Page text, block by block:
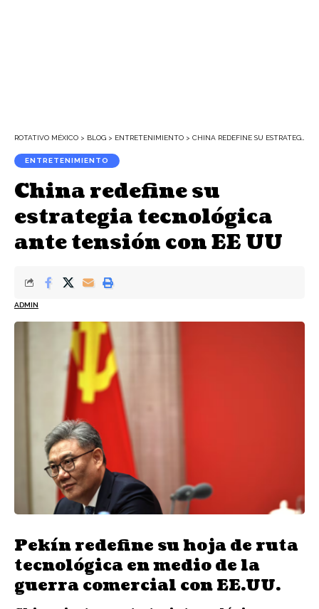
ROTATIVO MÉXICO > BLOG > ENTRETENIMIENTO > CHINA REDEFINE SU ESTRATEGIA TECNOLÓGICA ANTE TENSIÓN CON EE UU
ENTRETENIMIENTO
China redefine su
estrategia tecnológica
ante tensión con EE UU
ADMIN
Pekín redefine su hoja de ruta
tecnológica en medio de la
guerra comercial con EE.UU.